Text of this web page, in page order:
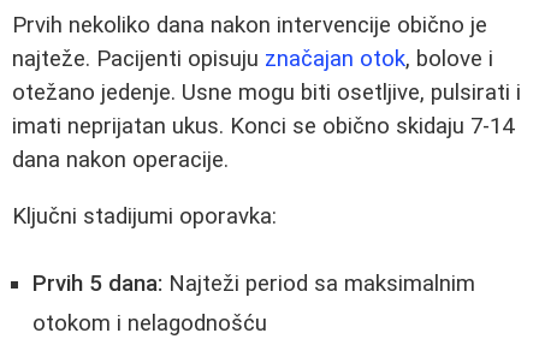
Prvih nekoliko dana nakon intervencije obično je
najteže. Pacijenti opisuju značajan otok, bolove i
otežano jedenje. Usne mogu biti osetljive, pulsirati i
imati neprijatan ukus. Konci se obično skidaju 7-14
dana nakon operacije.
Ključni stadijumi oporavka:
Prvih 5 dana: Najteži period sa maksimalnim
otokom i nelagodnošću